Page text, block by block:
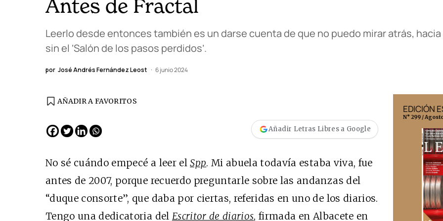
Antes de Fractal
Leerlo desde entonces también es un darse cuenta de que no puedo mirar atrás,
sin el ‘Salón de los pasos perdidos’.
por José Andrés Fernández Leost 6 junio 2024
AÑADIR A FAVORITOS
Añadir Letras Libres a Google
No sé cuándo empecé a leer elSpp. Mi abuela todavía estaba viva, fue
antes de 2007, porque recuerdo preguntarle sobre las andanzas del
“duque consorte”, que daba por ciertas, referidas en uno de los diarios.
Tengo una dedicatoria del Escritor de diarios, firmada en Albacete en
EDICIÓN
N° 332 /